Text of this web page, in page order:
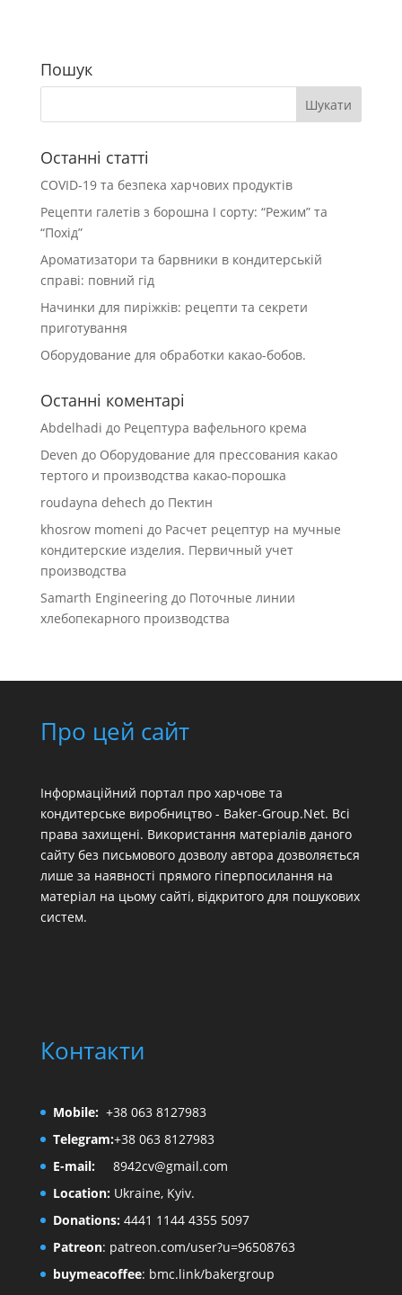
Пошук
Останні статті
COVID-19 та безпека харчових продуктів
Рецепти галетів з борошна І сорту: “Режим” та
“Похід”
Ароматизатори та барвники в кондитерській
справі: повний гід
Начинки для пиріжків: рецепти та секрети
приготування
Оборудование для обработки какао-бобов.
Останні коментарі
Abdelhadi до Рецептура вафельного крема
Deven до Оборудование для прессования какао
тертого и производства какао-порошка
roudayna dehech до Пектин
khosrow momeni до Расчет рецептур на мучные
кондитерские изделия. Первичный учет
производства
Samarth Engineeringдо Поточные линии
хлебопекарного производства
Про цей сайт
Інформаційний портал про харчове та
кондитерське виробництво - Baker-Group.Net. Всі
права захищені. Використання матеріалів даного
сайту без письмового дозволу автора дозволяється
лише за наявності прямого гіперпосилання на
матеріал на цьому сайті, відкритого для пошукових
систем.
Контакти
Mobile: +38 063 8127983
Telegram:+38 063 8127983
E-mail:
8942cv@gmail.com
Location:Ukraine, Kyiv.
Donations:4441 1144 4355 5097
Patreon: patreon.com/user?u=96508763
buymeacoffee: bmc.link/bakergroup